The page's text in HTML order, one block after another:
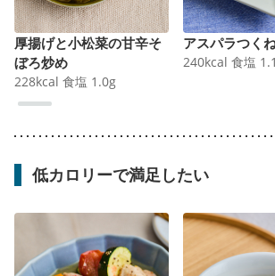
厚揚げと小松菜の甘辛そ
ぼろ炒め
228kcal 食塩 1.0g
アスパラつく
240kcal 食塩 1.1
低カロリーで満足したい